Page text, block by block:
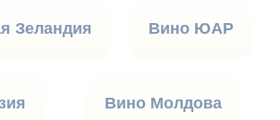
Зеландия Вино ЮАР
Вино Молдова